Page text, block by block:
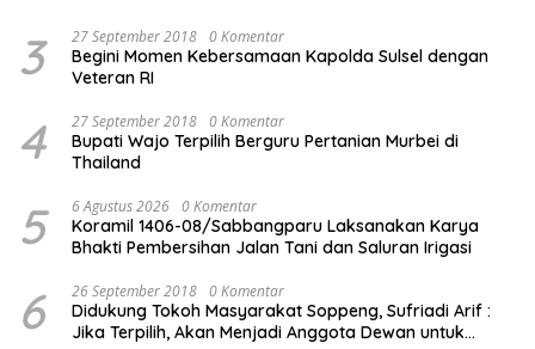
3 27 September 2018 0 Komentar
Begini Momen Kebersamaan Kapolda Sulsel dengan
Veteran RI
4 27 September 2018 0 Komentar
Bupati Wajo Terpilih Berguru Pertanian Murbei di
Thailand
5 6 Agustus 2026 0 Komentar
Koramil 1406-08/Sabbangparu Laksanakan Karya
Bhakti Pembersihan Jalan Tani dan Saluran Irigasi
6 26 September 2018 0 Komentar
Didukung Tokoh Masyarakat Soppeng, Sufriadi Arif :
Jika Terpilih, Akan Menjadi Anggota Dewan untuk